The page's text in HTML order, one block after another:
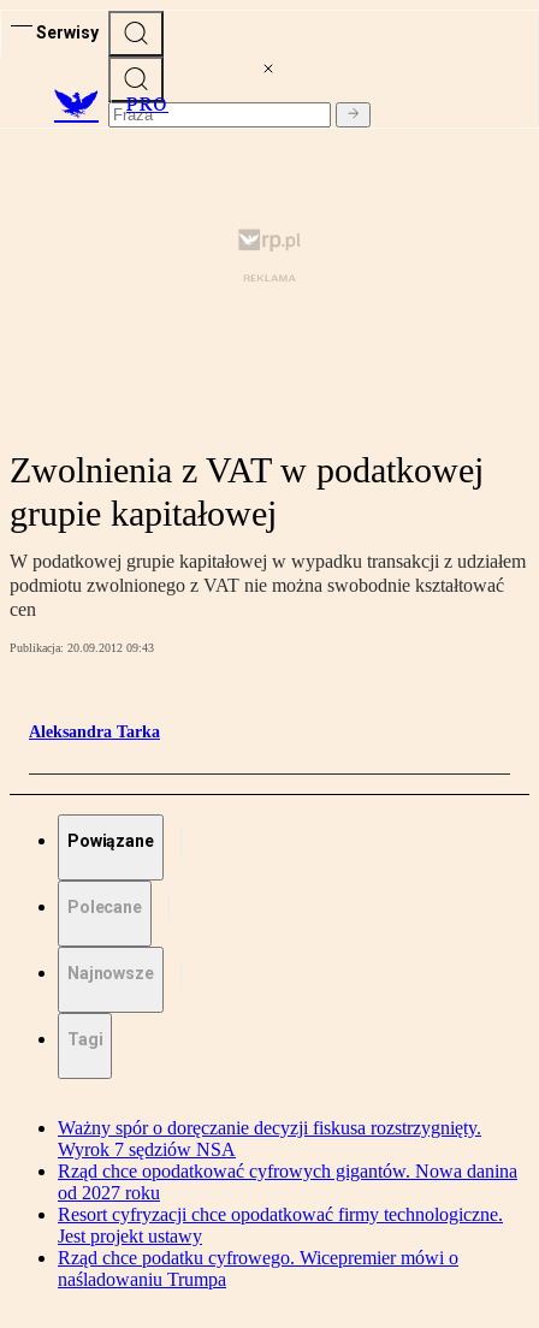
Serwisy
PRO
Zwolnienia z VAT w podatkowej
grupie kapitałowej
W podatkowej grupie kapitałowej w wypadku transakcji z udziałem
podmiotu zwolnionego z VAT nie można swobodnie kształtować
cen
Publikacja: 20.09.2012 09:43
Aleksandra Tarka
Powiązane
Polecane
Najnowsze
Tagi
Ważny spór o doręczanie decyzji fiskusa rozstrzygnięty.
Wyrok 7 sędziów NSA
Rząd chce opodatkować cyfrowych gigantów. Nowa danina
od 2027 roku
Resort cyfryzacji chce opodatkować firmy technologiczne.
Jest projekt ustawy
Rząd chce podatku cyfrowego. Wicepremier mówi o
naśladowaniu Trumpa